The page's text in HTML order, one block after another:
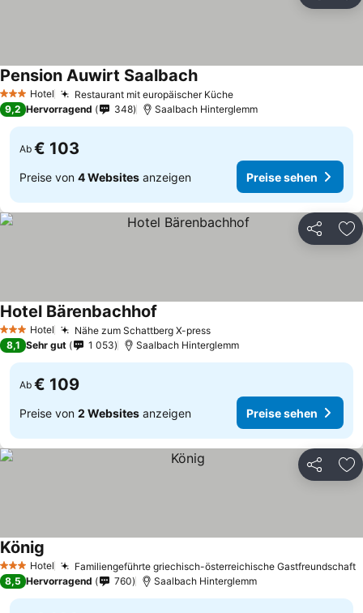
3 SterneHotel Restaurant mit europäischer Küche
Pension Auwirt Saalbach
9,2 Hervorragend 348 Saalbach Hinterglemm
Ab € 103
Preise von 4 Websites anzeigen Preise sehen
Teilen
3 SterneHotel Nähe zum Schattberg X-press
Hotel Bärenbachhof
8,1 Sehr gut 1 053 Saalbach Hinterglemm
Ab € 109
Preise von 2 Websites anzeigen Preise sehen
Teilen
3 SterneHotel Familiengeführte griechisch-österreichische Gastfreundschaft
König
8,5 Hervorragend 760 Saalbach Hinterglemm